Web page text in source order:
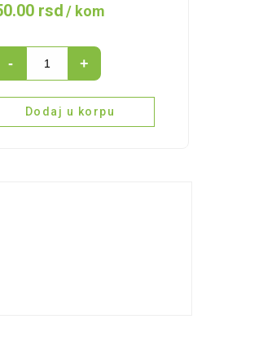
rsd / kom
Šampinjon
quantity
- +
Dodaj u korpu